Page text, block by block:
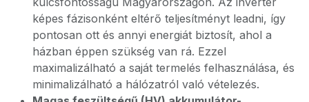
képes fázisonként eltérő teljesítményt leadni, így
pontosan ott és annyi energiát biztosít, ahol a
házban éppen szükség van rá. Ezzel
maximalizálható a saját termelés felhasználása, és
minimalizálható a hálózatról való vételezés.